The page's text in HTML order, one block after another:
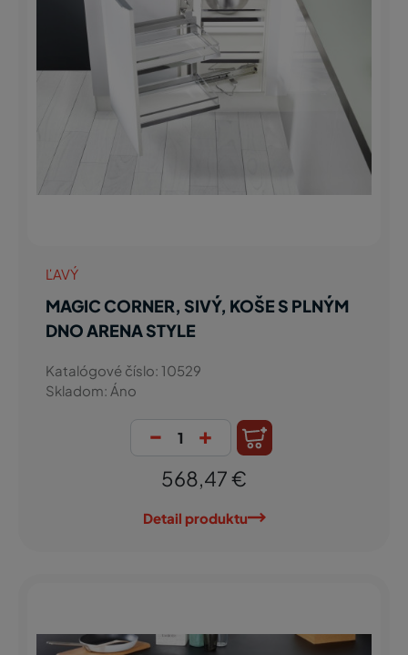
ĽAVÝ
MAGIC CORNER, SIVÝ, KOŠE S PLNÝM
DNO ARENA STYLE
Katalógové číslo: 10529
Skladom: Áno
- +
568,47 €
Detail produktu